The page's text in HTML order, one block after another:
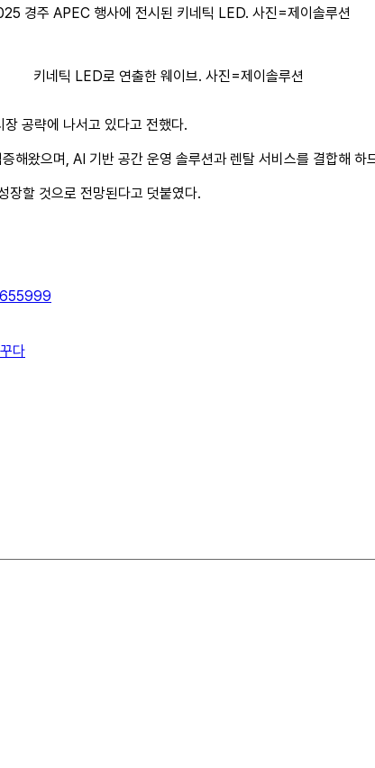
경주 APEC 행사에 전시된 키네틱 LED. 사진=제이솔루션
키네틱 LED로 연출한 웨이브. 사진=제이솔루션
공략에 나서고 있다고 전했다.
왔으며, AI 기반 공간 운영 솔루션과 렌탈 서비스를 결합해 하
장할 것으로 전망된다고 덧붙였다.
다